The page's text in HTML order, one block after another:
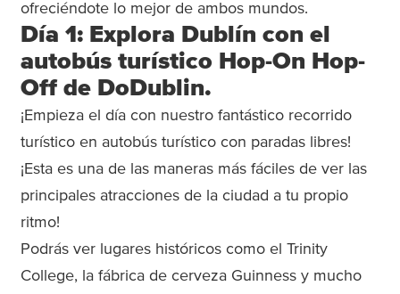
ofreciéndote lo mejor de ambos mundos.
Día 1: Explora Dublín con el
autobús turístico Hop-On Hop-
Off de DoDublin.
¡Empieza el día con nuestro fantástico recorrido
turístico en autobús turístico con paradas libres!
¡Esta es una de las maneras más fáciles de ver las
principales atracciones de la ciudad a tu propio
ritmo!
Podrás ver lugares históricos como el Trinity
College, la fábrica de cerveza Guinness y mucho